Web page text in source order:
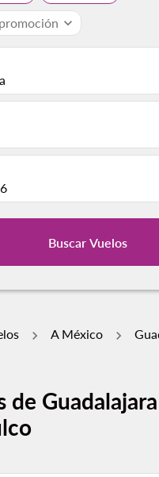
expand_more
date-aria-label
Buscar Vuelos
A México
de